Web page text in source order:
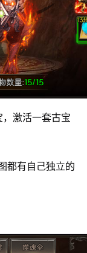
，激活一套古宝
都有自己独立的